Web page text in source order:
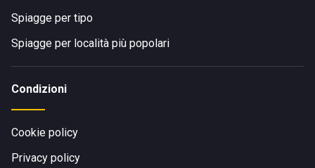
Spiagge per tipo
Spiagge per località più popolari
Condizioni
Cookie policy
Privacy policy